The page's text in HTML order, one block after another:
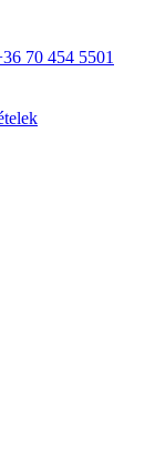
70 454 5501